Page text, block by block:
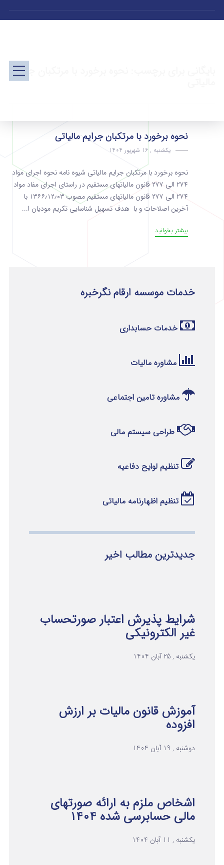
بایگانی برای برچسب: نحوه برخورد با مرتکبان جرایم
نحوه برخورد با مرتکبان جرایم مالیاتی
یکشنبه , 16 شهریور 1404
نحوه برخورد با مرتکبان جرایم مالیاتی شیوه نامه نحوه اجرای مواد
۲۷۴ الی ۲۷۷ قانون مالیاتهای مستقیم در راستای اجرای مفاد مواد
۲۷۴ الی ۲۷۷ قانون مالیاتهای مستقیم مصوب ۱۳۶۶٫۱۲٫۰۳ با
آخرین اصلاحات و با هدف تسهیل شناسایی تکریم مودیان ا...
بیشتر بخوانید
خدمات موسسه ارقام نگرخبره
خدمات حسابداری
مشاوره مالیات
مشاوره تامین اجتماعی
طراحی سیستم مالی
تنظیم لوایح دفاعیه
تنظیم اظهارنامه مالیاتی
جدیدترین مطالب اخیر
شرایط پذیرش اعتبار صورتحساب
غیر الکترونیکی
یکشنبه , 25 آبان 1404
آموزش قانون مالیات بر ارزش
افزوده
دوشنبه , 19 آبان 1404
اشخاص ملزم به ارائه صورتهای
مالی حسابرسی شده ۱۴۰۴
یکشنبه , 11 آبان 1404